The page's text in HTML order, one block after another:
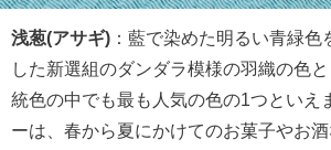
浅葱(アサギ) ：藍で染めた明るい青緑
した新選組のダンダラ模様の羽織の色
統色の中でも最も人気の色の1つといえ
ーは、春から夏にかけてのお菓子やお酒